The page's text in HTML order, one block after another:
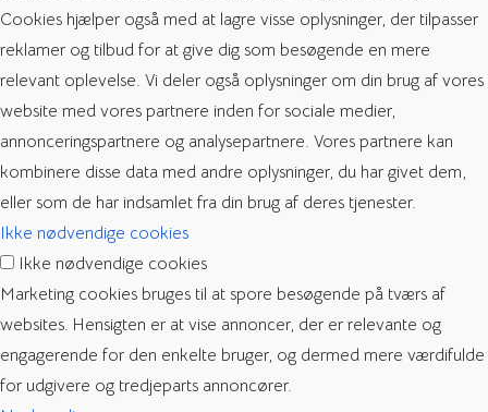
Cookies hjælper også med at lagre visse oplysninger, der tilpasser
reklamer og tilbud for at give dig som besøgende en mere
relevant oplevelse. Vi deler også oplysninger om din brug af vores
website med vores partnere inden for sociale medier,
annonceringspartnere og analysepartnere. Vores partnere kan
kombinere disse data med andre oplysninger, du har givet dem,
eller som de har indsamlet fra din brug af deres tjenester.
Ikke nødvendige cookies
Ikke nødvendige cookies
Marketing cookies bruges til at spore besøgende på tværs af
websites. Hensigten er at vise annoncer, der er relevante og
engagerende for den enkelte bruger, og dermed mere værdifulde
for udgivere og tredjeparts annoncører.